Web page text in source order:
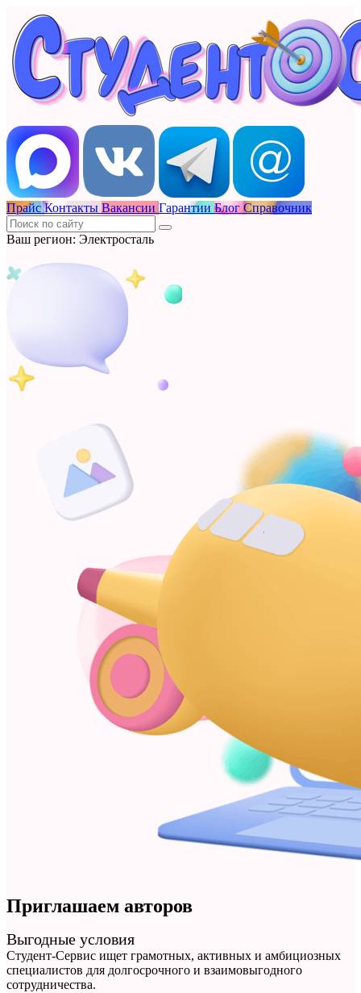
Прайс Контакты Вакансии Гарантии Блог Справочник
Ваш регион: Электросталь
Приглашаем авторов
Выгодные условия
Студент-Сервис ищет грамотных, активных и амбициозных
специалистов для долгосрочного и взаимовыгодного
сотрудничества.